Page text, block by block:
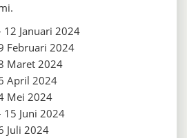
12 Januari 2024
Februari 2024
Maret 2024
April 2024
Mei 2024
15 Juni 2024
Juli 2024